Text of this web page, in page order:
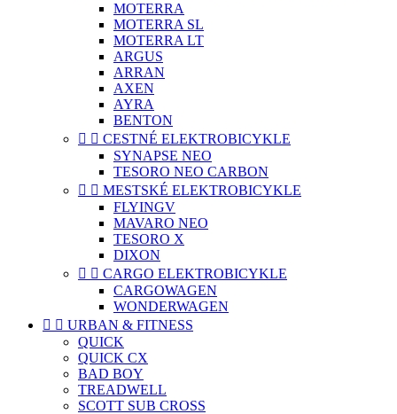
MOTERRA
MOTERRA SL
MOTERRA LT
ARGUS
ARRAN
AXEN
AYRA
BENTON
  CESTNÉ ELEKTROBICYKLE
SYNAPSE NEO
TESORO NEO CARBON
  MESTSKÉ ELEKTROBICYKLE
FLYINGV
MAVARO NEO
TESORO X
DIXON
  CARGO ELEKTROBICYKLE
CARGOWAGEN
WONDERWAGEN
  URBAN & FITNESS
QUICK
QUICK CX
BAD BOY
TREADWELL
SCOTT SUB CROSS